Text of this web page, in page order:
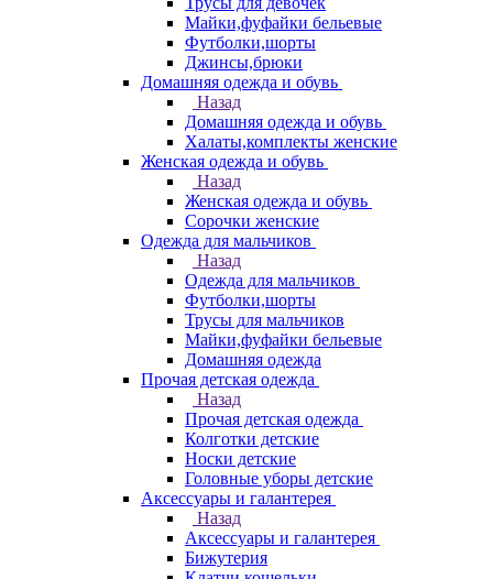
Майки,фуфайки бельевые
Футболки,шорты
Джинсы,брюки
Домашняя одежда и обувь
Назад
Домашняя одежда и обувь
Халаты,комплекты женские
Женская одежда и обувь
Назад
Женская одежда и обувь
Сорочки женские
Одежда для мальчиков
Назад
Одежда для мальчиков
Футболки,шорты
Трусы для мальчиков
Майки,фуфайки бельевые
Домашняя одежда
Прочая детская одежда
Назад
Прочая детская одежда
Колготки детские
Носки детские
Головные уборы детские
Аксессуары и галантерея
Назад
Аксессуары и галантерея
Бижутерия